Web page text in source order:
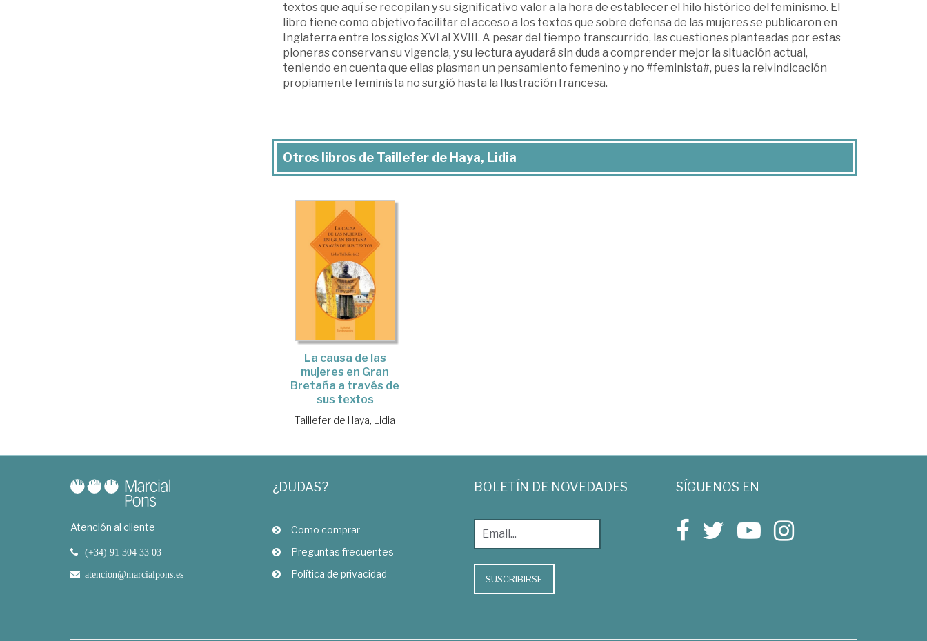
textos que aquí se recopilan y su significativo valor a la hora de establecer el hilo histórico del feminismo. El
libro tiene como objetivo facilitar el acceso a los textos que sobre defensa de las mujeres se publicaron en
Inglaterra entre los siglos XVI al XVIII. A pesar del tiempo transcurrido, las cuestiones planteadas por estas
pioneras conservan su vigencia, y su lectura ayudará sin duda a comprender mejor la situación actual,
teniendo en cuenta que ellas plasman un pensamiento femenino y no #feminista#, pues la reivindicación
propiamente feminista no surgió hasta la Ilustración francesa.
Otros libros de Taillefer de Haya, Lidia
La causa de las
mujeres en Gran
Bretaña a través de
sus textos
Taillefer de Haya, Lidia
Atención al cliente
(+34) 91 304 33 03
atencion@marcialpons.es
¿DUDAS?
Como comprar
Preguntas frecuentes
Política de privacidad
BOLETÍN DE NOVEDADES
SUSCRIBIRSE
SÍGUENOS EN